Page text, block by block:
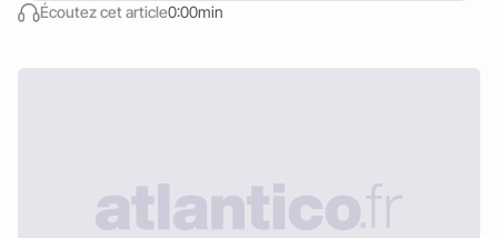
Écoutez cet article0:00min